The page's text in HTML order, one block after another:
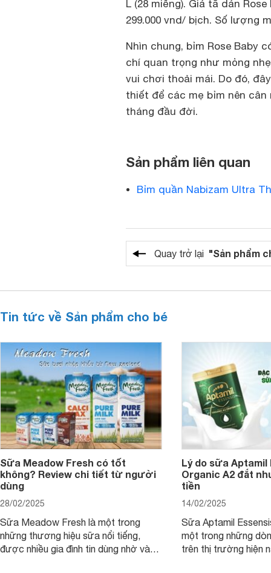
L (28 miếng). Giá tã dán
299.000 vnd/ bịch. Số lượng
Nhìn chung, bỉm Rose
chí quan trọng như mỏng
vui chơi thoải mái. Do đó,
thiết để các mẹ bỉm nên
tháng đầu đời.
Sản phẩm liên quan
Bỉm quần Nabizam Ultra
Quay trở lại "Sản phẩm
Tin tức về Sản phẩm cho bé
Sữa Meadow Fresh có tốt
không? Review chi tiết từ người
dùng
28/02/2025
Sữa Meadow Fresh là một trong
những thương hiệu sữa nổi tiếng,
được nhiều gia đình tin dùng nhờ vào
Lý do sữa Aptamil
Organic A2 đắt
tiền
14/02/2025
Sữa Aptamil
một trong những
trên thị trường hiện